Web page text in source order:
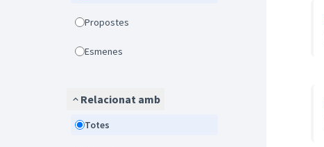
Propostes
Esmenes
Relacionat amb
Totes